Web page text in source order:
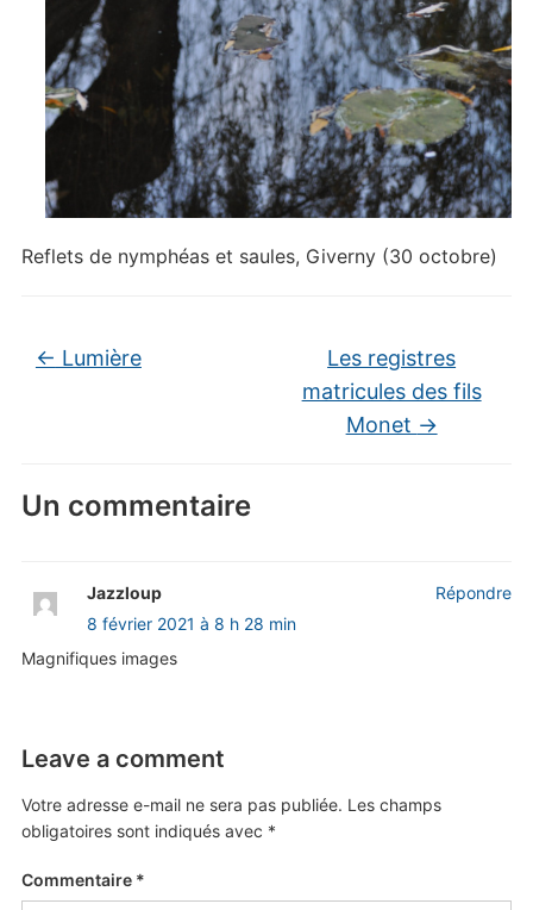
Reflets de nymphéas et saules, Giverny (30 octobre)
← Lumière
Les registres
matricules des fils
Monet →
Un commentaire
Jazzloup
8 février 2021 à 8 h 28 min
Magnifiques images
Répondre
Leave a comment
Votre adresse e-mail ne sera pas publiée. Les champs
obligatoires sont indiqués avec *
Commentaire *